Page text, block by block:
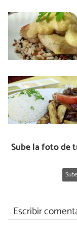
Sube la foto de
Escribir